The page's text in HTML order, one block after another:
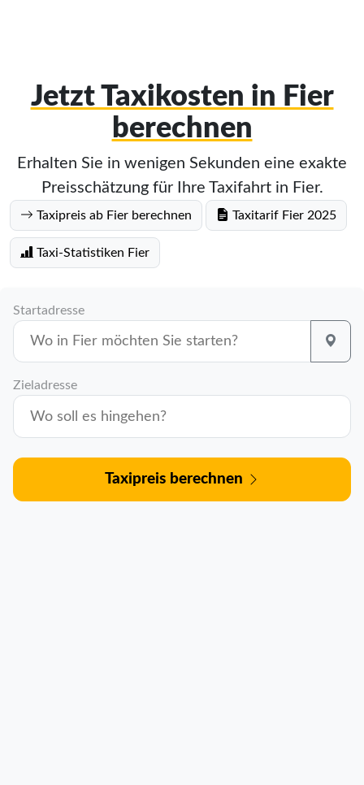
Jetzt Taxikosten in Fier
berechnen
Erhalten Sie in wenigen Sekunden eine exakte
Preisschätzung für Ihre Taxifahrt in Fier.
Taxipreis ab Fier berechnen Taxitarif Fier 2025
Taxi-Statistiken Fier
Startadresse
Zieladresse
Taxipreis berechnen